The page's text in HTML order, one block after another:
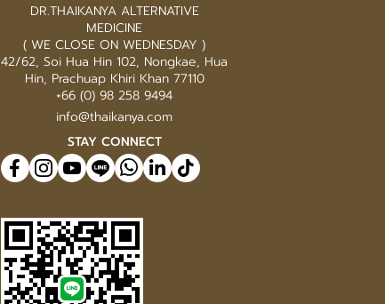
DR.THAIKANYA ALTERNATIVE
MEDICINE
( WE CLOSE ON WEDNESDAY )
42/62, Soi Hua Hin 102, Nongkae, Hua
Hin, Prachuap Khiri Khan 77110
+66 (0) 98 258 9494
info@thaikanya.com
STAY CONNECT